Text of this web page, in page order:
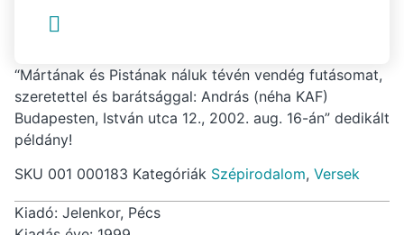
“Mártának és Pistának náluk tévén vendég futásomat,
szeretettel és barátsággal: András (néha KAF)
Budapesten, István utca 12., 2002. aug. 16-án” dedikált
példány!
SKU 001 000183 Kategóriák Szépirodalom, Versek
Kiadó: Jelenkor, Pécs